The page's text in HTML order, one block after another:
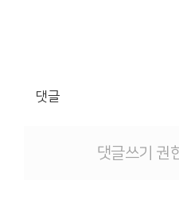
댓글
댓글쓰기 권